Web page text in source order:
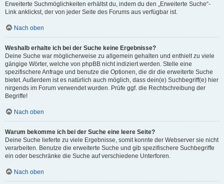
Erweiterte Suchmöglichkeiten erhältst du, indem du den „Erweiterte Suche“-
Link anklickst, der von jeder Seite des Forums aus verfügbar ist.
Nach oben
Weshalb erhalte ich bei der Suche keine Ergebnisse?
Deine Suche war möglicherweise zu allgemein gehalten und enthielt zu viele
gängige Wörter, welche von phpBB nicht indiziert werden. Stelle eine
spezifischere Anfrage und benutze die Optionen, die dir die erweiterte Suche
bietet. Außerdem ist es natürlich auch möglich, dass dein(e) Suchbegriff(e) hier
nirgends im Forum verwendet wurden. Prüfe ggf. die Rechtschreibung der
Begriffe!
Nach oben
Warum bekomme ich bei der Suche eine leere Seite?
Deine Suche lieferte zu viele Ergebnisse, somit konnte der Webserver sie nicht
verarbeiten. Benutze die erweiterte Suche und gib spezifischere Suchbegriffe
ein oder beschränke die Suche auf verschiedene Unterforen.
Nach oben